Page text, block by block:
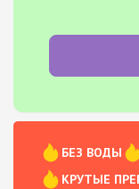
БЕЗ ВОДЫ
КРУТЫЕ